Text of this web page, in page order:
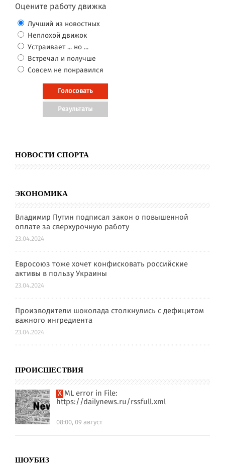
Оцените работу движка
Лучший из новостных
Неплохой движок
Устраивает ... но ...
Встречал и получше
Совсем не понравился
НОВОСТИ СПОРТА
ЭКОНОМИКА
Владимир Путин подписал закон о повышенной
оплате за сверхурочную работу
23.04.2024
Евросоюз тоже хочет конфисковать российские
активы в пользу Украины
23.04.2024
Производители шоколада столкнулись с дефицитом
важного ингредиента
23.04.2024
ПРОИСШЕСТВИЯ
XML error in File:
https://dailynews.ru/rssfull.xml
08:00, 09 август
ШОУБИЗ